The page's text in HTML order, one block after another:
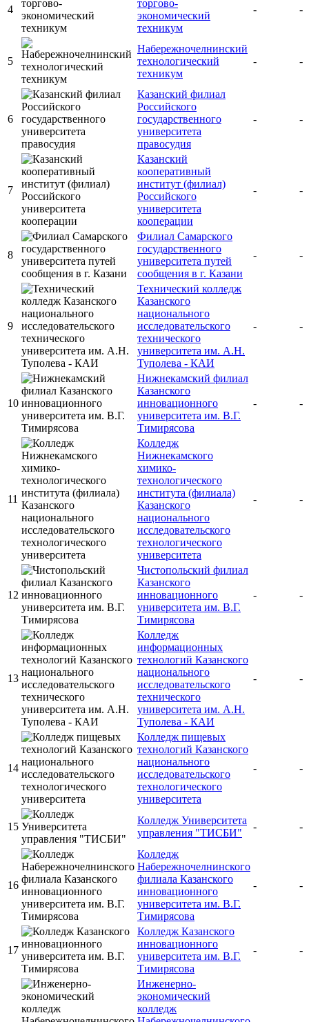
4
торгово-
экономический
техникум
- -
5
Набережночелнинский
технологический
техникум
- -
6
Казанский филиал
Российского
государственного
университета
правосудия
- -
7
Казанский
кооперативный
институт (филиал)
Российского
университета
кооперации
- -
8
Филиал Самарского
государственного
университета путей
сообщения в г. Казани
- -
9
Технический колледж
Казанского
национального
исследовательского
технического
университета им. А.Н.
Туполева - КАИ
- -
10
Нижнекамский филиал
Казанского
инновационного
университета им. В.Г.
Тимирясова
- -
11
Колледж
Нижнекамского
химико-
технологического
института (филиала)
Казанского
национального
исследовательского
технологического
университета
- -
12
Чистопольский филиал
Казанского
инновационного
университета им. В.Г.
Тимирясова
- -
13
Колледж
информационных
технологий Казанского
национального
исследовательского
технического
университета им. А.Н.
Туполева - КАИ
- -
14
Колледж пищевых
технологий Казанского
национального
исследовательского
технологического
университета
- -
15
Колледж Университета
управления "ТИСБИ"
- -
16
Колледж
Набережночелнинского
филиала Казанского
инновационного
университета им. В.Г.
Тимирясова
- -
17
Колледж Казанского
инновационного
университета им. В.Г.
Тимирясова
- -
Инженерно-
экономический
колледж